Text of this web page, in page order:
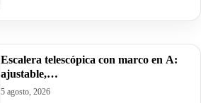
Escalera telescópica con marco en A:
ajustable,…
5 agosto, 2026